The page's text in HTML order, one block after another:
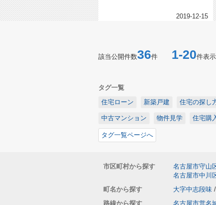
2019-12-15
該当公開件数36件 1-20件表示
タグ一覧
住宅ローン
新築戸建 住宅の探し
中古マンション 物件見学 住宅購
タグ一覧ページへ
市区町村から探す 名古屋市守山
名古屋市中川
町名から探す
大字中志段味 /
路線から探す
名古屋市営名